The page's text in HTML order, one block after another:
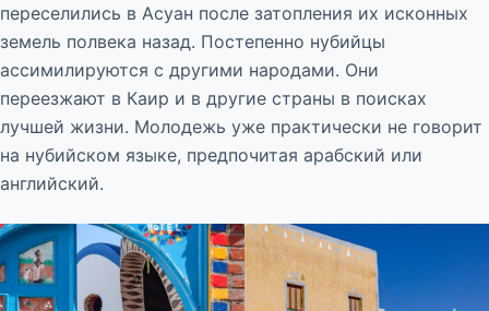
переселились в Асуан после затопления их исконных
земель полвека назад. Постепенно нубийцы
ассимилируются с другими народами. Они
переезжают в Каир и в другие страны в поисках
лучшей жизни. Молодежь уже практически не говорит
на нубийском языке, предпочитая арабский или
английский.